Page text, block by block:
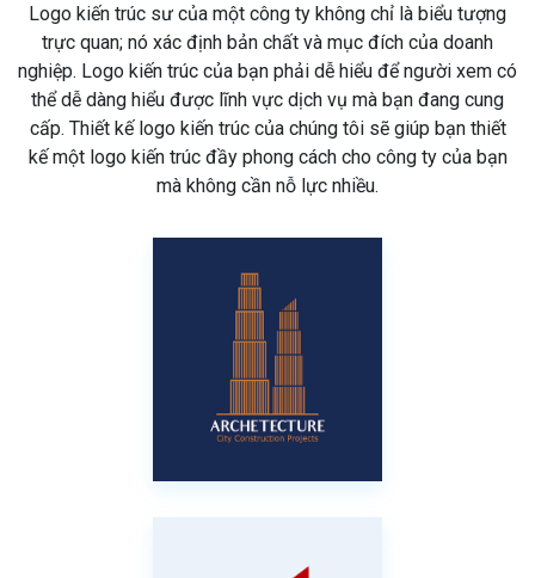
Logo kiến trúc sư của một công ty không chỉ là biểu tượng
trực quan; nó xác định bản chất và mục đích của doanh
nghiệp. Logo kiến trúc của bạn phải dễ hiểu để người xem có
thể dễ dàng hiểu được lĩnh vực dịch vụ mà bạn đang cung
cấp. Thiết kế logo kiến trúc của chúng tôi sẽ giúp bạn thiết
kế một logo kiến trúc đầy phong cách cho công ty của bạn
mà không cần nỗ lực nhiều.